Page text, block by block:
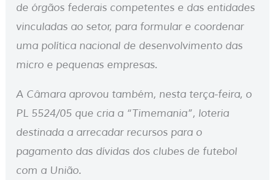
de órgãos federais competentes e das entidades
vinculadas ao setor, para formular e coordenar
uma política nacional de desenvolvimento das
micro e pequenas empresas.
A Câmara aprovou também, nesta terça-feira, o
PL 5524/05 que cria a “Timemania”, loteria
destinada a arrecadar recursos para o
pagamento das dívidas dos clubes de futebol
com a União.